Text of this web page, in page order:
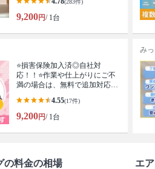
(283件)
9,200円/ 1台
⭐損害保険加入済◎自社対
応！！⭐作業や仕上がりにご不
満の場合は、無料で追加対応い
4.55(17件)
9,200円/ 1台
み
の料金の相場 エ